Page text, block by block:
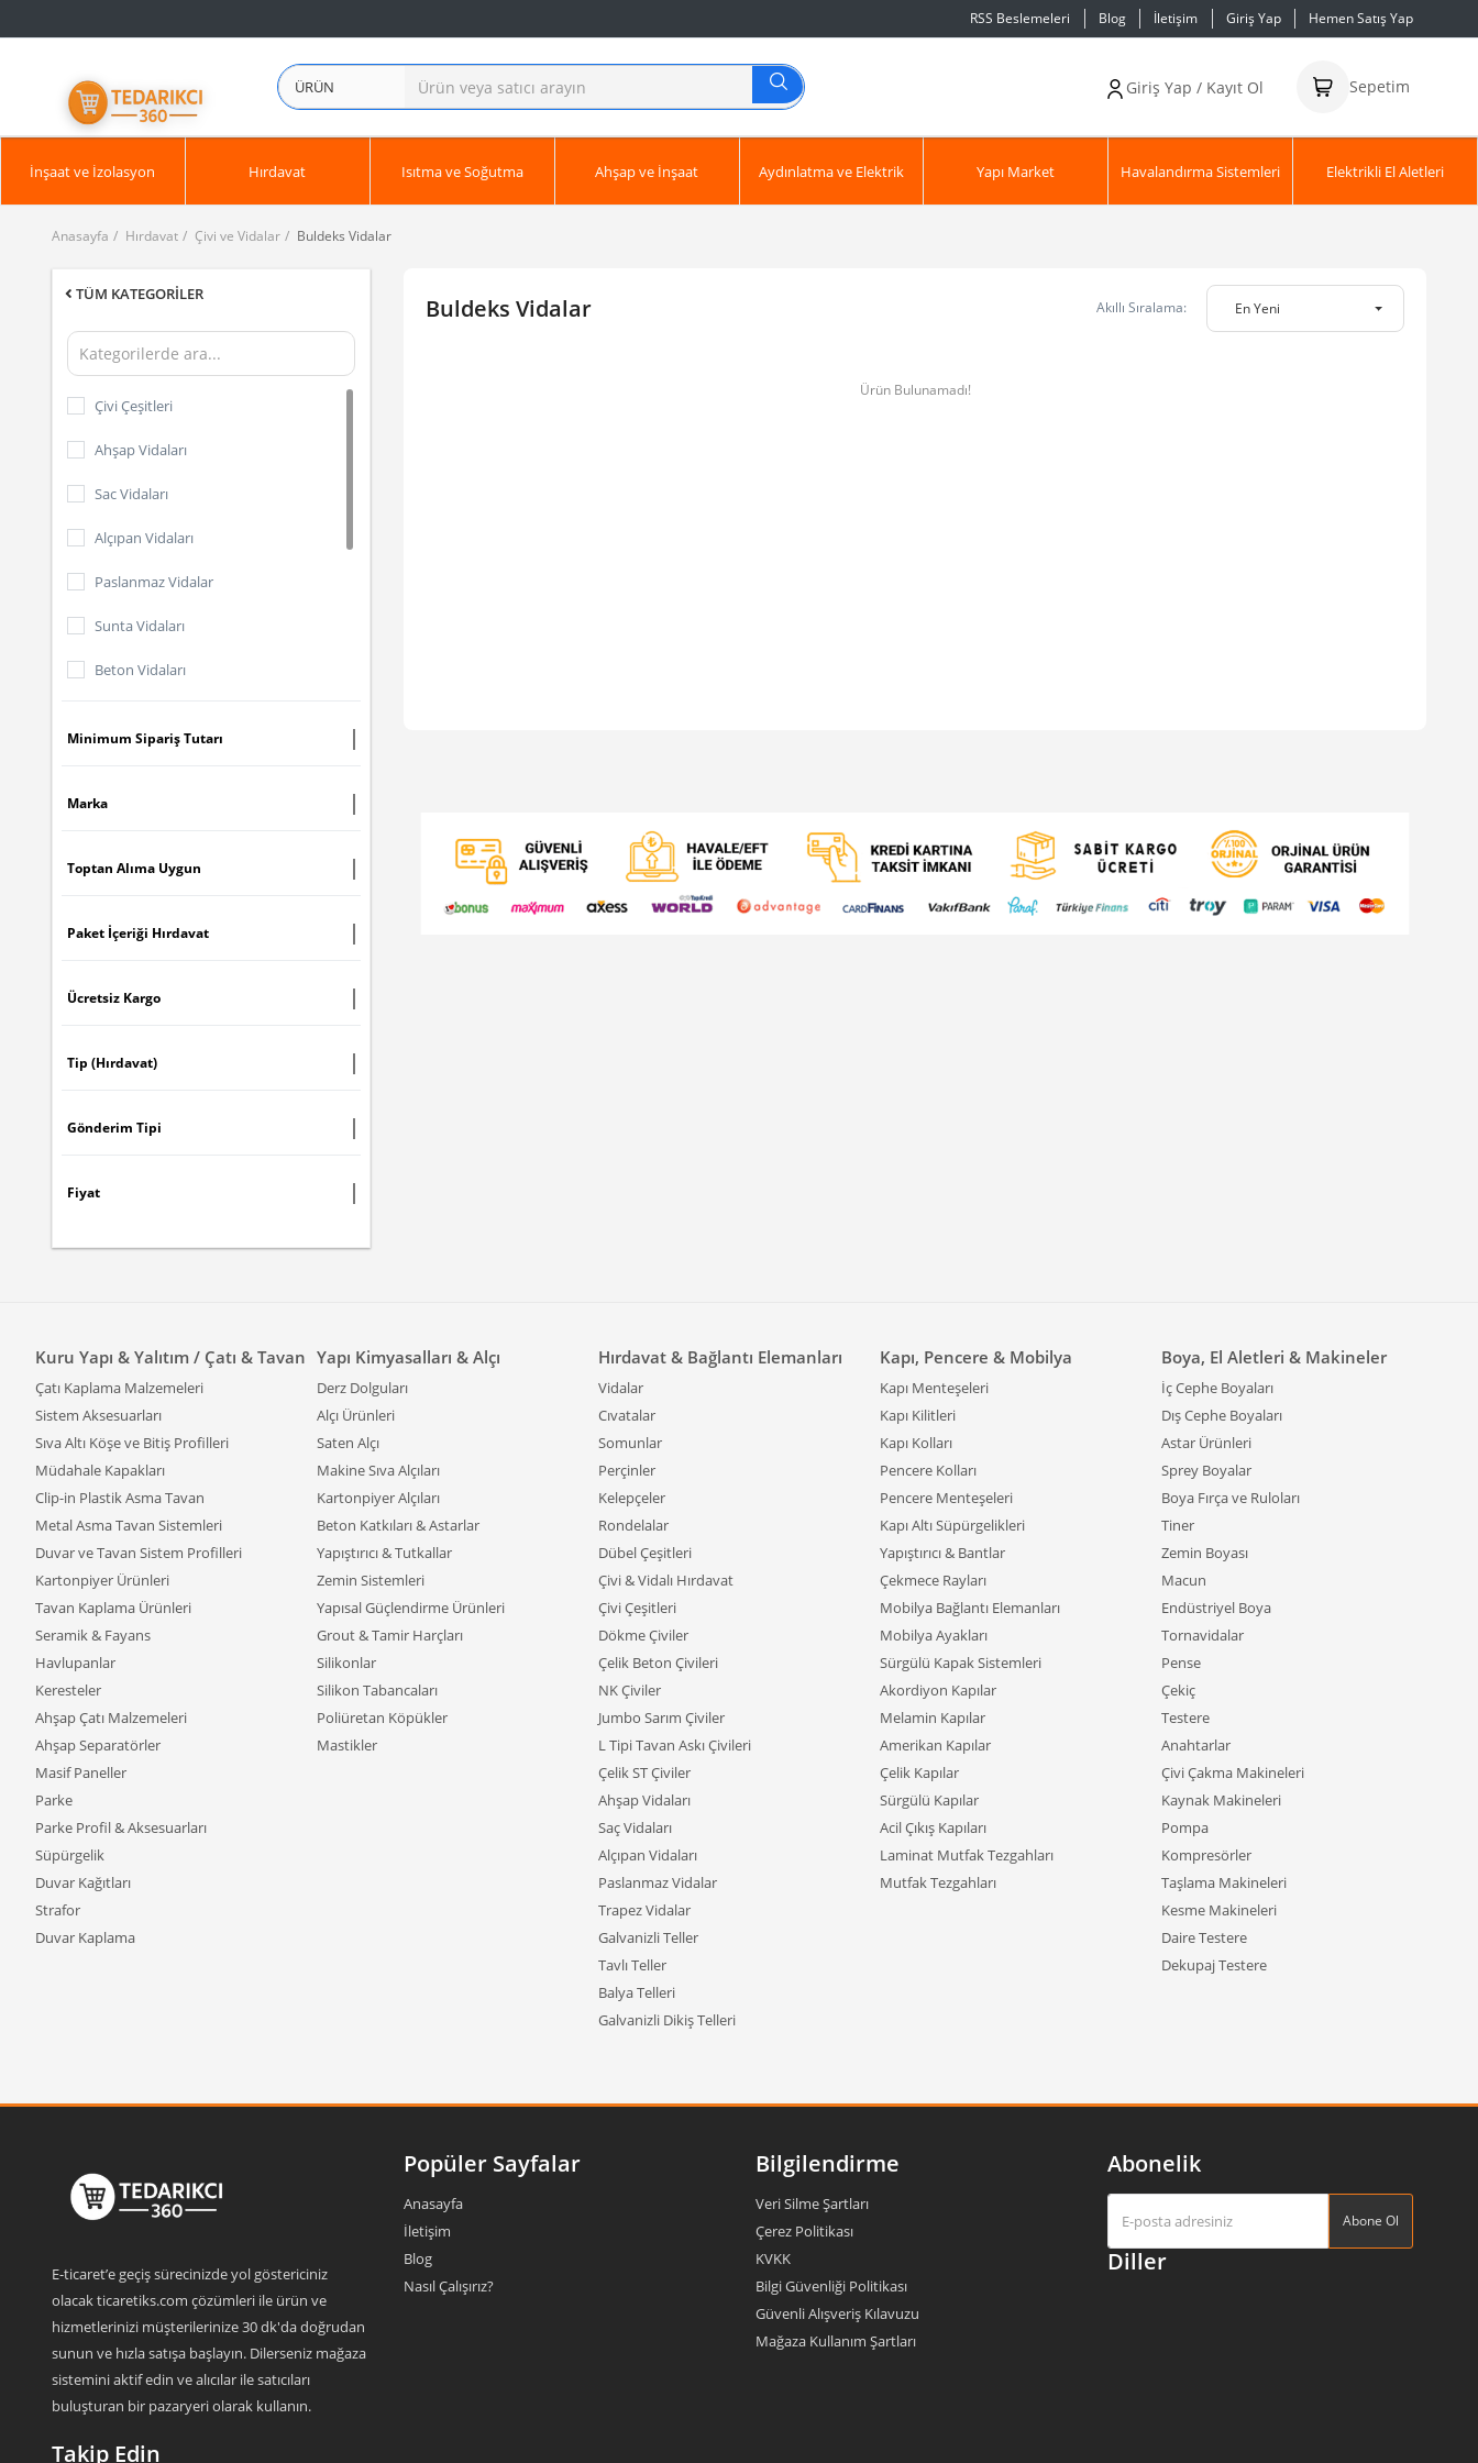
RSS Beslemeleri Blog İletişim Giriş Yap Hemen Satış Yap
ÜRÜN Giriş Yap / Kayıt Ol Sepetim
İnşaat ve İzolasyon Hırdavat Isıtma ve Soğutma Ahşap ve İnşaat Aydınlatma ve Elektrik Yapı Market Havalandırma Sistemleri Elektrikli El Aletleri
Anasayfa Hırdavat Çivi ve Vidalar Buldeks Vidalar
TÜM KATEGORILER
Çivi Çeşitleri
Ahşap Vidaları
Sac Vidaları
Alçıpan Vidaları
Paslanmaz Vidalar
Sunta Vidaları
Beton Vidaları
MDF Vidaları
Matkap Uçlu Vidalar
Minimum Sipariş Tutarı
Marka
Toptan Alıma Uygun
Paket İçeriği Hırdavat
Ücretsiz Kargo
Tip (Hırdavat)
Gönderim Tipi
Fiyat
Buldeks Vidalar Akıllı Sıralama: En Yeni
Ürün Bulunamadı!
Kuru Yapı & Yalıtım / Çatı & Tavan
Çatı Kaplama Malzemeleri
Sistem Aksesuarları
Sıva Altı Köşe ve Bitiş Profilleri
Müdahale Kapakları
Clip-in Plastik Asma Tavan
Metal Asma Tavan Sistemleri
Duvar ve Tavan Sistem Profilleri
Kartonpiyer Ürünleri
Tavan Kaplama Ürünleri
Seramik & Fayans
Havlupanlar
Keresteler
Ahşap Çatı Malzemeleri
Ahşap Separatörler
Masif Paneller
Parke
Parke Profil & Aksesuarları
Süpürgelik
Duvar Kağıtları
Strafor
Duvar Kaplama
Yapı Kimyasalları & Alçı
Derz Dolguları
Alçı Ürünleri
Saten Alçı
Makine Sıva Alçıları
Kartonpiyer Alçıları
Beton Katkıları & Astarlar
Yapıştırıcı & Tutkallar
Zemin Sistemleri
Yapısal Güçlendirme Ürünleri
Grout & Tamir Harçları
Silikonlar
Silikon Tabancaları
Poliüretan Köpükler
Mastikler
Hırdavat & Bağlantı Elemanları
Vidalar
Cıvatalar
Somunlar
Perçinler
Kelepçeler
Rondelalar
Dübel Çeşitleri
Çivi & Vidalı Hırdavat
Çivi Çeşitleri
Dökme Çiviler
Çelik Beton Çivileri
NK Çiviler
Jumbo Sarım Çiviler
L Tipi Tavan Askı Çivileri
Çelik ST Çiviler
Ahşap Vidaları
Saç Vidaları
Alçıpan Vidaları
Paslanmaz Vidalar
Trapez Vidalar
Galvanizli Teller
Tavlı Teller
Balya Telleri
Galvanizli Dikiş Telleri
Kapı, Pencere & Mobilya
Kapı Menteşeleri
Kapı Kilitleri
Kapı Kolları
Pencere Kolları
Pencere Menteşeleri
Kapı Altı Süpürgelikleri
Yapıştırıcı & Bantlar
Çekmece Rayları
Mobilya Bağlantı Elemanları
Mobilya Ayakları
Sürgülü Kapak Sistemleri
Akordiyon Kapılar
Melamin Kapılar
Amerikan Kapılar
Çelik Kapılar
Sürgülü Kapılar
Acil Çıkış Kapıları
Laminat Mutfak Tezgahları
Mutfak Tezgahları
Boya, El Aletleri & Makineler
İç Cephe Boyaları
Dış Cephe Boyaları
Astar Ürünleri
Sprey Boyalar
Boya Fırça ve Ruloları
Tiner
Zemin Boyası
Macun
Endüstriyel Boya
Tornavidalar
Pense
Çekiç
Testere
Anahtarlar
Çivi Çakma Makineleri
Kaynak Makineleri
Pompa
Kompresörler
Taşlama Makineleri
Kesme Makineleri
Daire Testere
Dekupaj Testere
E-ticaret’e geçiş sürecinizde yol göstericiniz
olacak ticaretiks.com çözümleri ile ürün ve
hizmetlerinizi müşterilerinize 30 dk'da doğrudan
sunun ve hızla satışa başlayın. Dilerseniz mağaza
sistemini aktif edin ve alıcılar ile satıcıları
buluşturan bir pazaryeri olarak kullanın.
Takip Edin
Popüler Sayfalar
Anasayfa
İletişim
Blog
Nasıl Çalışırız?
Bilgilendirme
Veri Silme Şartları
Çerez Politikası
KVKK
Bilgi Güvenliği Politikası
Güvenli Alışveriş Kılavuzu
Mağaza Kullanım Şartları
Abonelik
Abone Ol
Diller